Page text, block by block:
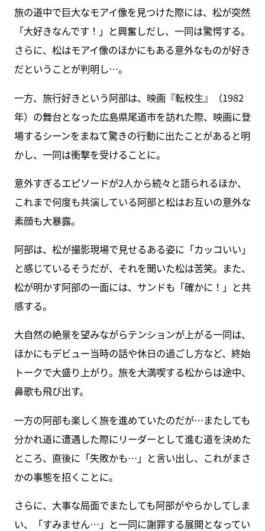
旅の道中で巨大なモアイ像を見つけた際には、松が突然
「大好きなんです！」と興奮しだし、一同は驚愕する。
さらに、松はモアイ像のほかにもある意外なものが好き
だということが判明し…。
一方、旅行好きという阿部は、映画『転校生』（1982
年）の舞台となった広島県尾道市を訪れた際、映画に登
場するシーンをまねて驚きの行動に出たことがあると明
かし、一同は衝撃を受けることに。
意外すぎるエピソードが2人から続々と語られるほか、
これまで何度も共演している阿部と松はお互いの意外な
素顔も大暴露。
阿部は、松が撮影現場で見せるある姿に「カッコいい」
と感じているそうだが、それを聞いた松は苦笑。また、
松が明かす阿部の一面には、サンドも「確かに！」と共
感する。
大自然の絶景を望みながらテンションが上がる一同は、
ほかにもデビュー当時の話や休日の過ごし方など、終始
トークで大盛り上がり。旅を大満喫する松からは途中、
鼻歌も飛び出す。
一方の阿部も楽しく旅を進めていたのだが…またしても
分かれ道に遭遇した際にリーダーとして進む道を決めた
ところ、直後に「失敗かも…」と言い出し、これがまさ
かの事態を招くことに。
さらに、大事な局面でまたしても阿部がやらかしてしま
い、「すみません…」と一同に謝罪する展開となってい